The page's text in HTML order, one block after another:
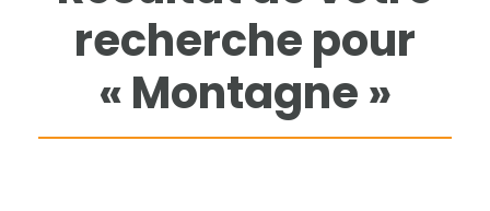
recherche pour
« Montagne »